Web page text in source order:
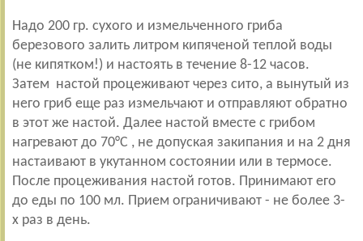
Надо 200 гр. сухого и измельченного гриба
березового залить литром кипяченой теплой воды
(не кипятком!) и настоять в течение 8-12 часов.
Затем настой процеживают через сито, а вынутый из
него гриб еще раз измельчают и отправляют обратно
в этот же настой. Далее настой вместе с грибом
нагревают до 70°С , не допуская закипания и на 2 дня
настаивают в укутанном состоянии или в термосе.
После процеживания настой готов. Принимают его
до еды по 100 мл. Прием ограничивают - не более 3-
х раз в день.